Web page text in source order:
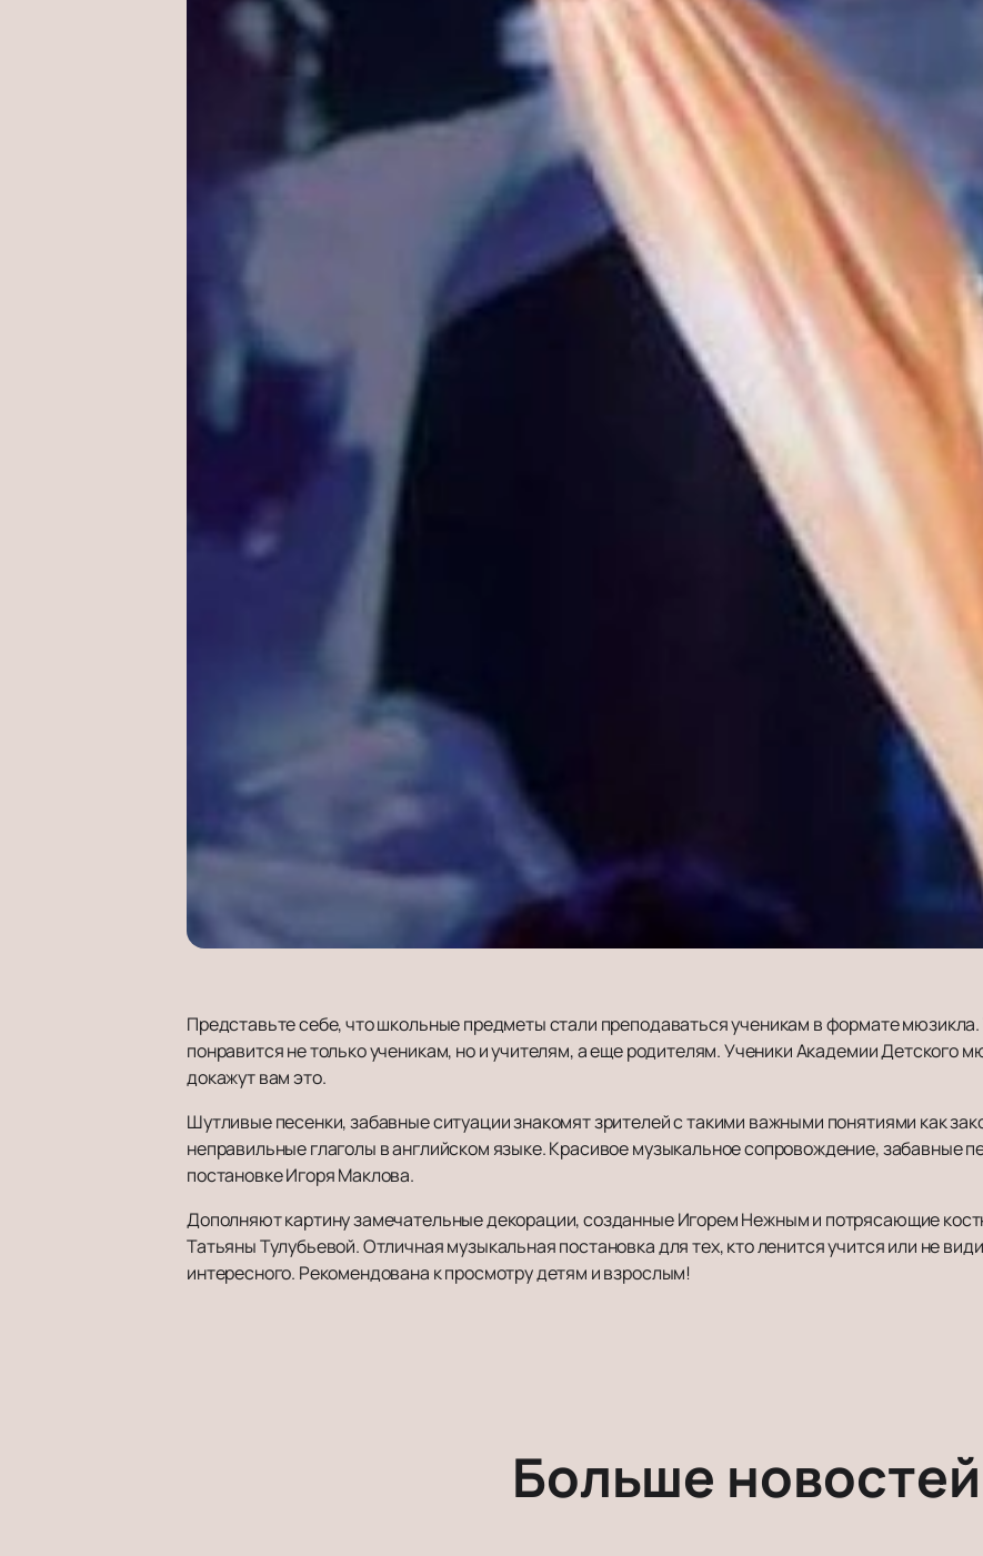
Представьте себе, что школьные предметы стали преподаваться ученикам в формате
понравится не только ученикам, но и учителям, а еще родителям. Ученики Академии Детского
докажут вам это.
Шутливые песенки, забавные ситуации знакомят зрителей с такими важными понятиями как
неправильные глаголы в английском языке. Красивое музыкальное сопровождение, забавные
постановке Игоря Маклова.
Дополняют картину замечательные декорации, созданные Игорем Нежным и потрясающие
Татьяны Тулубьевой. Отличная музыкальная постановка для тех, кто ленится учится или не
интересного. Рекомендована к просмотру детям и взрослым!
Больше новостей